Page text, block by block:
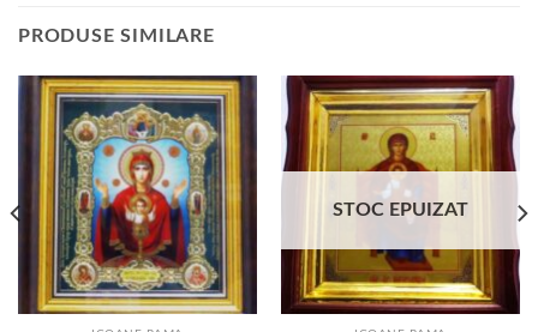
PRODUSE SIMILARE
STOC EPUIZAT